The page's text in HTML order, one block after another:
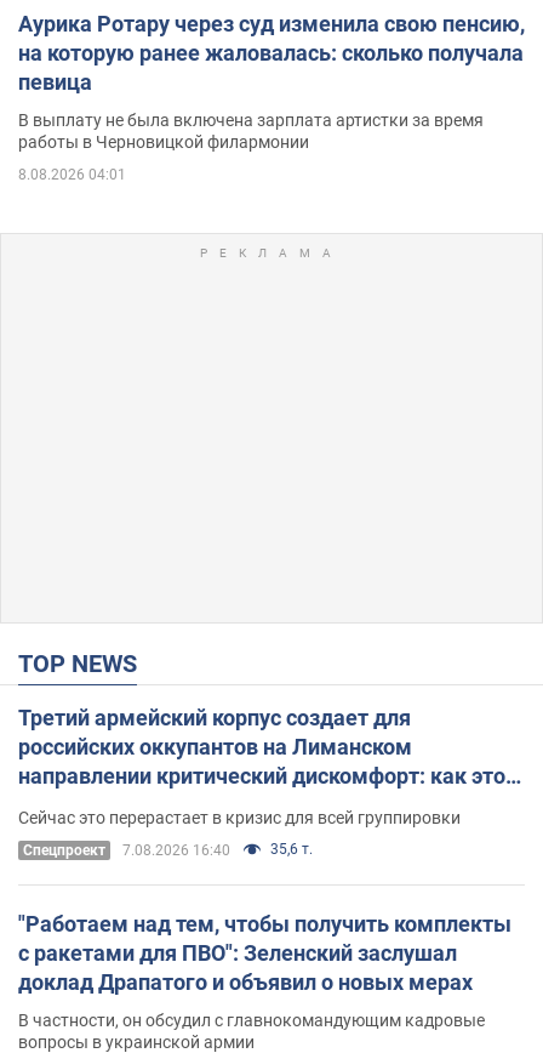
Аурика Ротару через суд изменила свою пенсию,
на которую ранее жаловалась: сколько получала
певица
В выплату не была включена зарплата артистки за время
работы в Черновицкой филармонии
8.08.2026 04:01
TOP NEWS
Третий армейский корпус создает для
российских оккупантов на Лиманском
направлении критический дискомфорт: как это
удалось
Сейчас это перерастает в кризис для всей группировки
Спецпроект 7.08.2026 16:40 35,6 т.
"Работаем над тем, чтобы получить комплекты
с ракетами для ПВО": Зеленский заслушал
доклад Драпатого и объявил о новых мерах
В частности, он обсудил с главнокомандующим кадровые
вопросы в украинской армии